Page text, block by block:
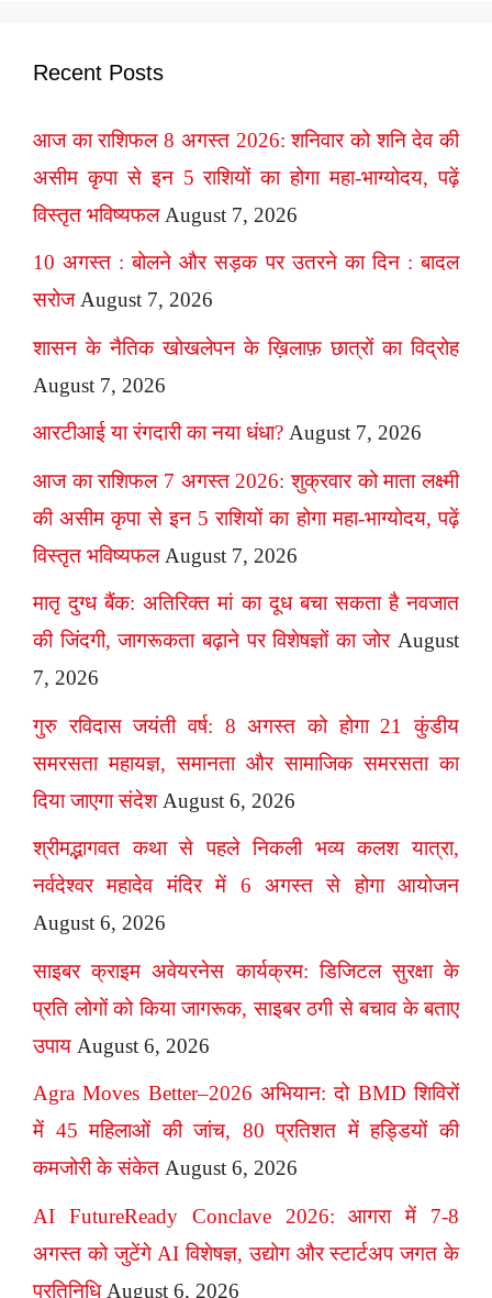
Recent Posts
आज का राशिफल 8 अगस्त 2026: शनिवार को शनि देव की
असीम कृपा से इन 5 राशियों का होगा महा-भाग्योदय, पढ़ें
विस्तृत भविष्यफल August 7, 2026
10 अगस्त : बोलने और सड़क पर उतरने का दिन : बादल
सरोज August 7, 2026
शासन के नैतिक खोखलेपन के ख़िलाफ़ छात्रों का विद्रोह
August 7, 2026
आरटीआई या रंगदारी का नया धंधा? August 7, 2026
आज का राशिफल 7 अगस्त 2026: शुक्रवार को माता लक्ष्मी
की असीम कृपा से इन 5 राशियों का होगा महा-भाग्योदय, पढ़ें
विस्तृत भविष्यफल August 7, 2026
मातृ दुग्ध बैंक: अतिरिक्त मां का दूध बचा सकता है नवजात
की जिंदगी, जागरूकता बढ़ाने पर विशेषज्ञों का जोर August
7, 2026
गुरु रविदास जयंती वर्ष: 8 अगस्त को होगा 21 कुंडीय
समरसता महायज्ञ, समानता और सामाजिक समरसता का
दिया जाएगा संदेश August 6, 2026
श्रीमद्भागवत कथा से पहले निकली भव्य कलश यात्रा,
नर्वदेश्वर महादेव मंदिर में 6 अगस्त से होगा आयोजन
August 6, 2026
साइबर क्राइम अवेयरनेस कार्यक्रम: डिजिटल सुरक्षा के
प्रति लोगों को किया जागरूक, साइबर ठगी से बचाव के बताए
उपाय August 6, 2026
Agra Moves Better–2026 अभियान: दो BMD शिविरों
में 45 महिलाओं की जांच, 80 प्रतिशत में हड्डियों की
कमजोरी के संकेत August 6, 2026
AI FutureReady Conclave 2026: आगरा में 7-8
अगस्त को जुटेंगे AI विशेषज्ञ, उद्योग और स्टार्टअप जगत के
प्रतिनिधि August 6, 2026